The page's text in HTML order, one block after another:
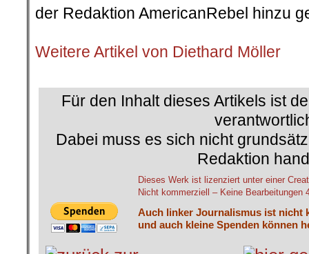
der Redaktion AmericanRebel hinzu
Weitere Artikel von Diethard Möller
Für den Inhalt dieses Artikels ist
Dabei muss es sich nicht
Redaktion
Dieses Werk ist lizenziert unter einer
Nicht kommerziell – Keine Bearbeitungen
Auch linker Journalismus ist nicht
und auch kleine Spenden können